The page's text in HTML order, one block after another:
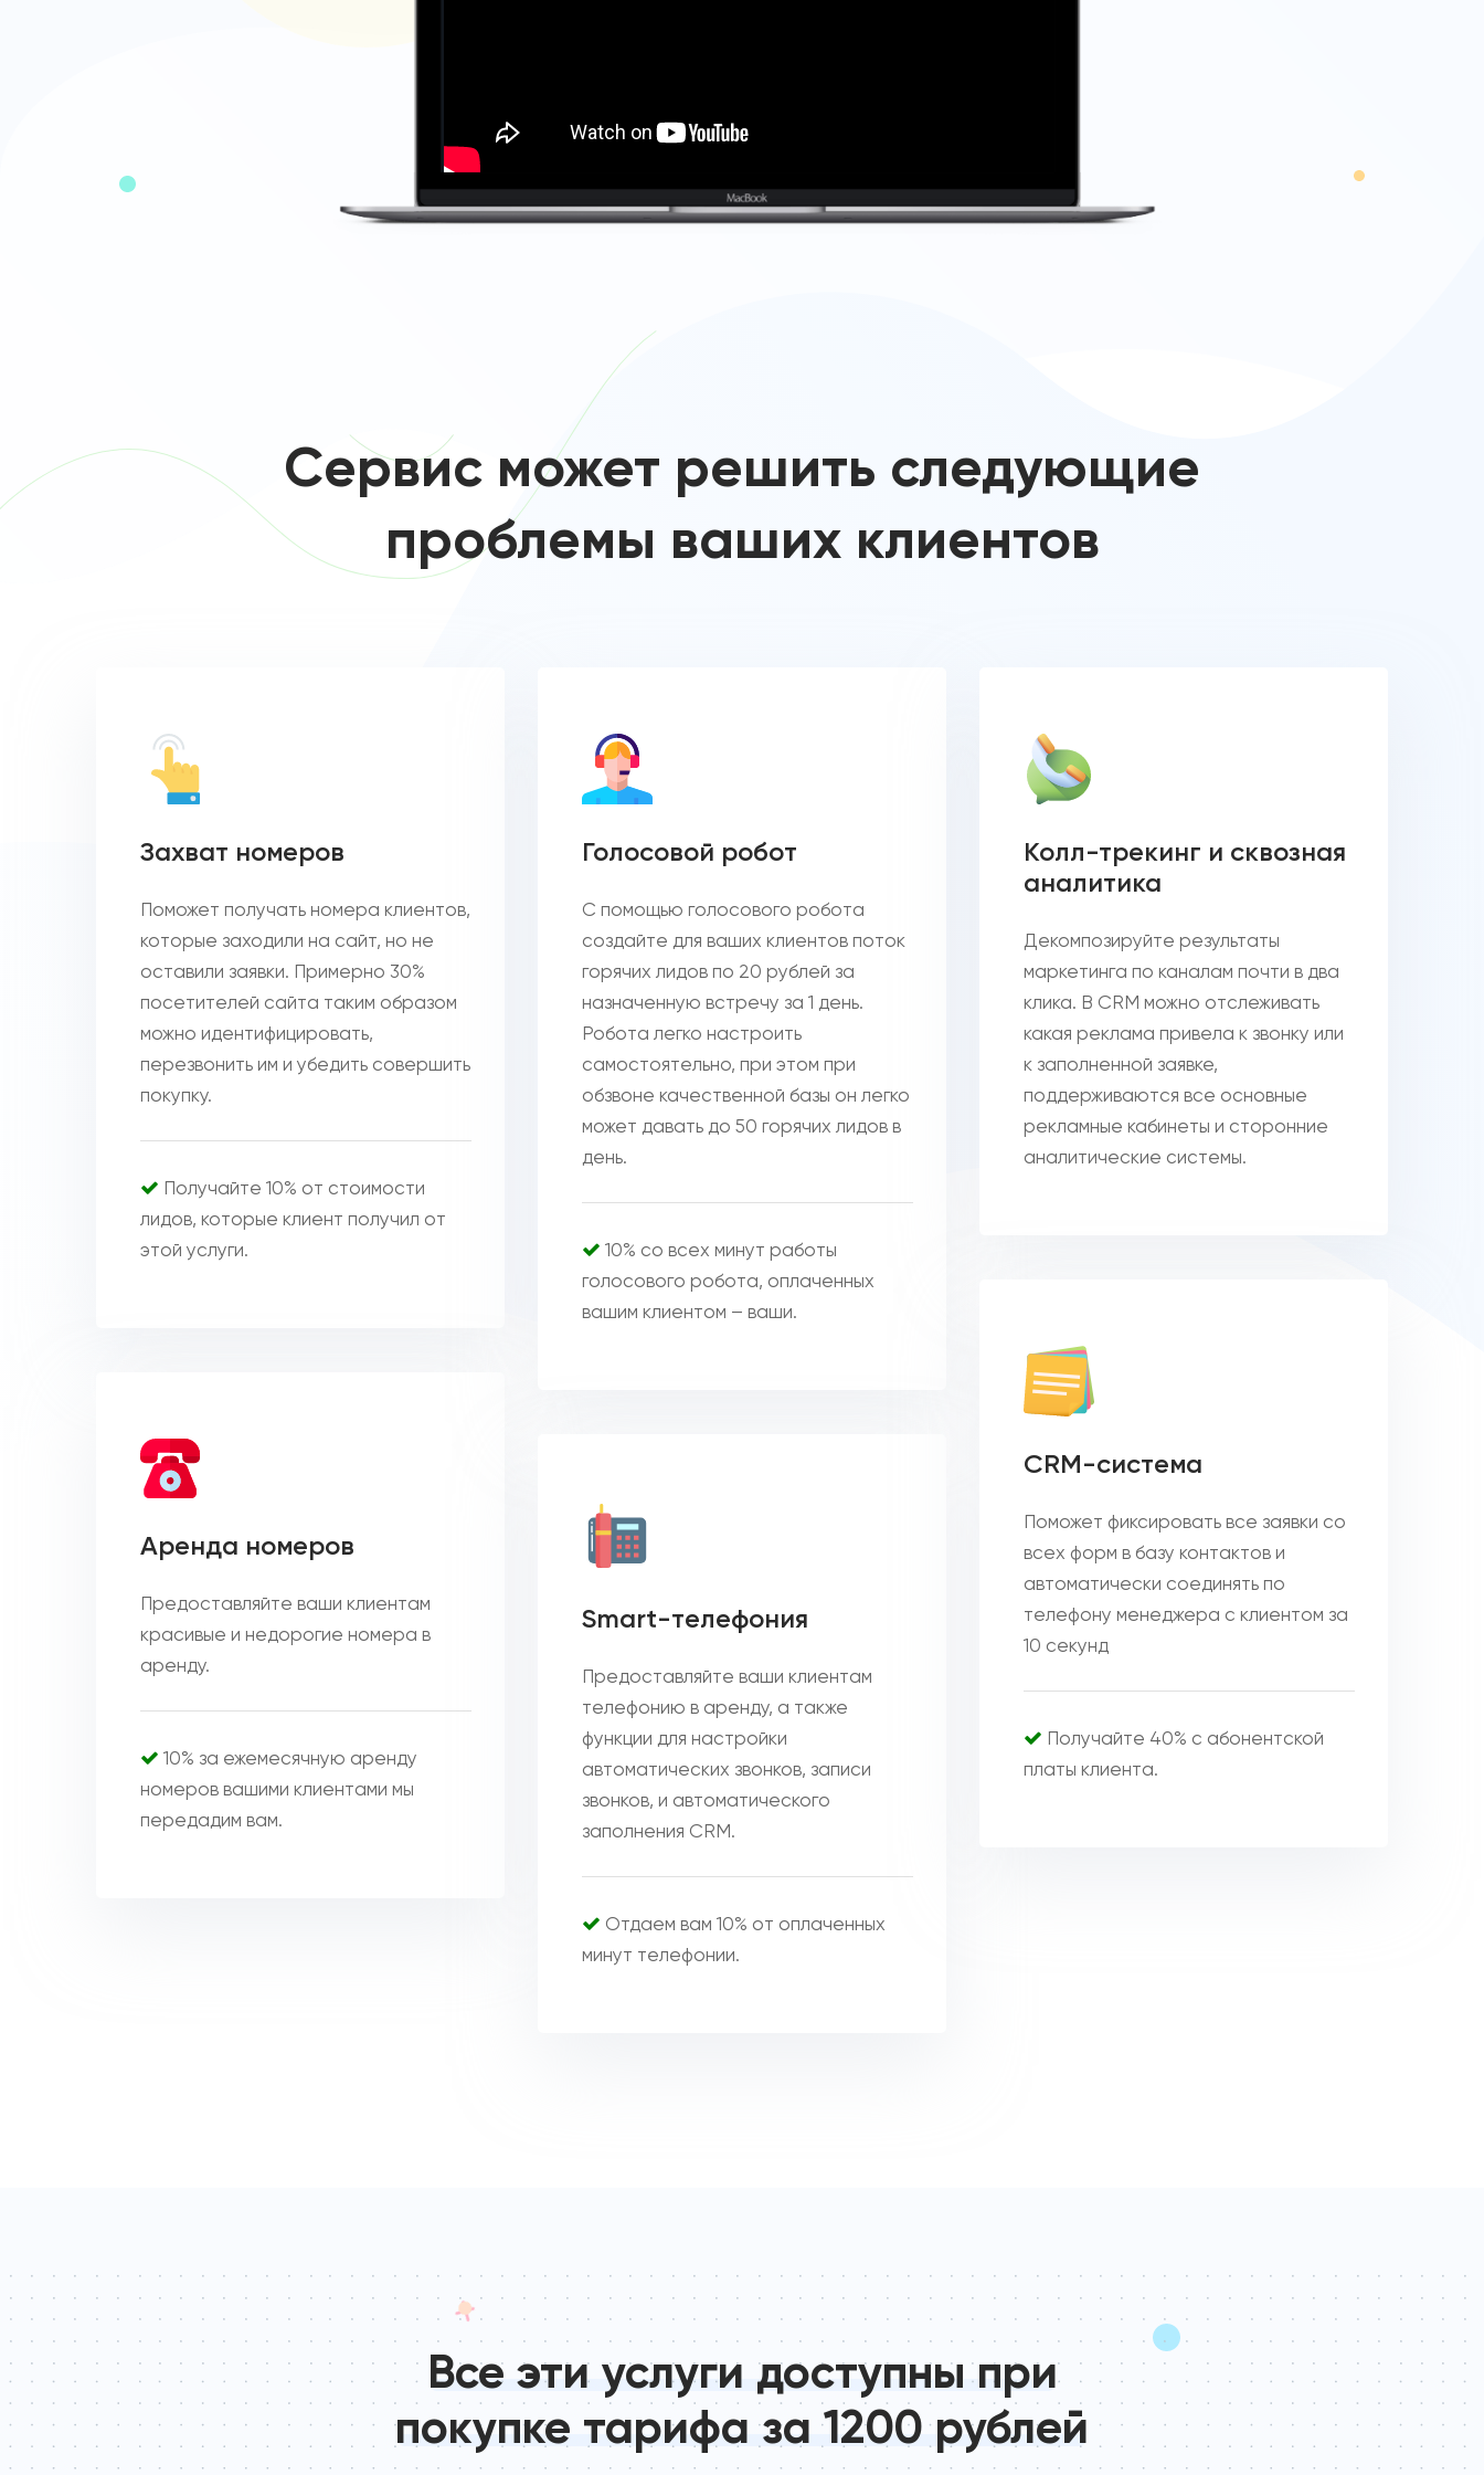
Сервис может решить следующие
проблемы ваших клиентов
Захват номеров
Поможет получать номера клиентов,
которые заходили на сайт, но не
оставили заявки. Примерно 30%
посетителей сайта таким образом
можно идентифицировать,
перезвонить им и убедить совершить
покупку.
Получайте 10% от стоимости
лидов, которые клиент получил от
этой услуги.
Аренда номеров
Предоставляйте ваши клиентам
красивые и недорогие номера в
аренду.
10% за ежемесячную аренду
номеров вашими клиентами мы
передадим вам.
Голосовой робот
С помощью голосового робота
создайте для ваших клиентов поток
горячих лидов по 20 рублей за
назначенную встречу за 1 день.
Робота легко настроить
самостоятельно, при этом при
обзвоне качественной базы он легко
может давать до 50 горячих лидов в
день.
10% со всех минут работы
голосового робота, оплаченных
вашим клиентом – ваши.
Smart-телефония
Предоставляйте ваши клиентам
телефонию в аренду, а также
функции для настройки
автоматических звонков, записи
звонков, и автоматического
заполнения CRM.
Отдаем вам 10% от оплаченных
минут телефонии.
Колл-трекинг и сквозная
аналитика
Декомпозируйте результаты
маркетинга по каналам почти в два
клика. В CRM можно отслеживать
какая реклама привела к звонку или
к заполненной заявке,
поддерживаются все основные
рекламные кабинеты и сторонние
аналитические системы.
CRM-система
Поможет фиксировать все заявки со
всех форм в базу контактов и
автоматически соединять по
телефону менеджера с клиентом за
10 секунд
Получайте 40% с абонентской
платы клиента.
Все эти услуги доступны при
покупке тарифа за 1200 рублей